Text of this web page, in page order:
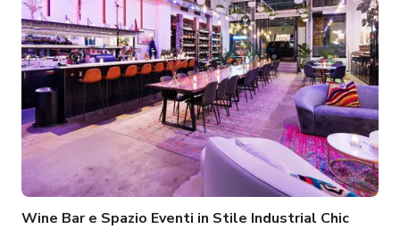
Wine Bar e Spazio Eventi in Stile Industrial Chic